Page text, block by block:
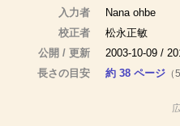
入力者
Nana ohbe
校正者
松永正敏
公開 / 更新
2003-10-09 /
長さの目安
約 38 ページ（